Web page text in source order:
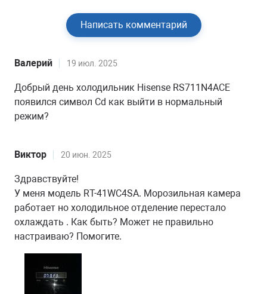
Написать комментарий
Валерий 19 июл. 2025
Добрый день холодильник Hisense RS711N4ACE
появился символ Cd как выйти в нормальный
режим?
Виктор 20 июн. 2025
Здравствуйте!
У меня модель RT-41WC4SA. Морозильная камера
работает но холодильное отделение перестало
охлаждать . Как быть? Может не правильно
настраиваю? Помогите.